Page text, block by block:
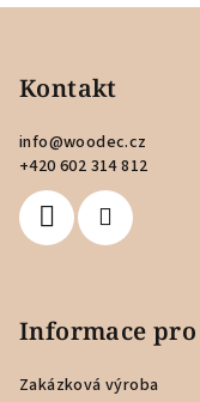
Kontakt
info@woodec.cz
+420 602 314 812
Informace pro
Zakázková výroba